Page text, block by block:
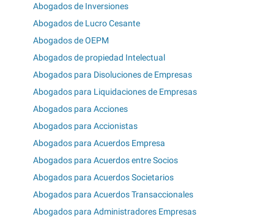
Abogados de Inversiones
Abogados de Lucro Cesante
Abogados de OEPM
Abogados de propiedad Intelectual
Abogados para Disoluciones de Empresas
Abogados para Liquidaciones de Empresas
Abogados para Acciones
Abogados para Accionistas
Abogados para Acuerdos Empresa
Abogados para Acuerdos entre Socios
Abogados para Acuerdos Societarios
Abogados para Acuerdos Transaccionales
Abogados para Administradores Empresas